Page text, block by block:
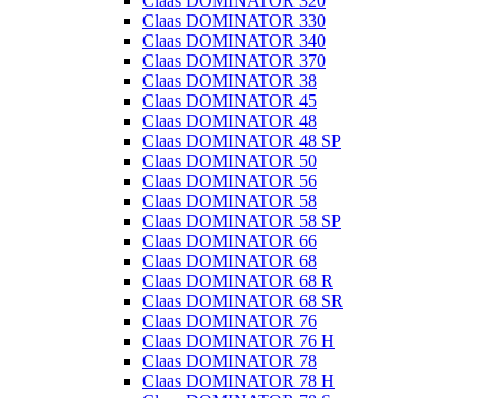
Claas DOMINATOR 330
Claas DOMINATOR 340
Claas DOMINATOR 370
Claas DOMINATOR 38
Claas DOMINATOR 45
Claas DOMINATOR 48
Claas DOMINATOR 48 SP
Claas DOMINATOR 50
Claas DOMINATOR 56
Claas DOMINATOR 58
Claas DOMINATOR 58 SP
Claas DOMINATOR 66
Claas DOMINATOR 68
Claas DOMINATOR 68 R
Claas DOMINATOR 68 SR
Claas DOMINATOR 76
Claas DOMINATOR 76 H
Claas DOMINATOR 78
Claas DOMINATOR 78 H